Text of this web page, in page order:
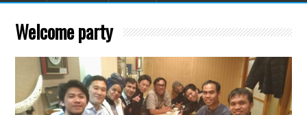
Welcome party